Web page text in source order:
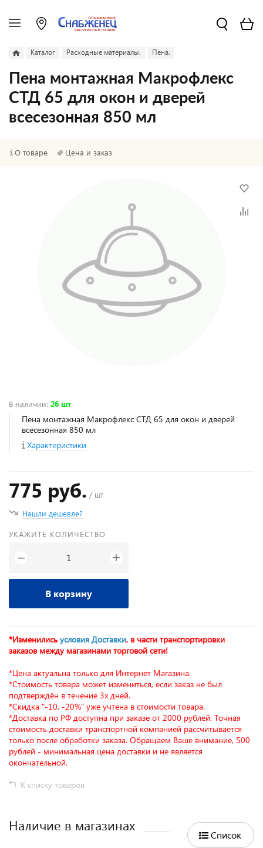
Каталог Расходные материалы. Пена.
Пена монтажная Макрофлекс
СТД 65 для окон и дверей
всесезонная 850 мл
О товаре Цена и заказ
В наличии: 26 шт
Пена монтажная Макрофлекс СТД 65 для окон и дверей
всесезонная 850 мл
Характеристики
775 руб. / шт
Нашли дешевле?
УКАЖИТЕ КОЛИЧЕСТВО
− +
В корзину
*Изменились условия Доставки, в части транспортировки
заказов между магазинами торговой сети!
*Цена актуальна только для Интернет Магазина.
*Стоимость товара может измениться, если заказ не был
подтверждён в течение 3х дней.
*Скидка "-10, -20%" уже учтена в стоимости товара.
*Доставка по РФ доступна при заказе от 2000 рублей. Точная
стоимость доставки транспортной компанией рассчитывается
только после обработки заказа. Обращаем Ваше внимание, 500
рублей - минимальная цена доставки и не является
окончательной.
К списку товаров
Наличие в магазинах
Список